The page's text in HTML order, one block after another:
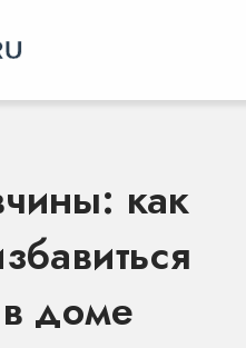
как
доме